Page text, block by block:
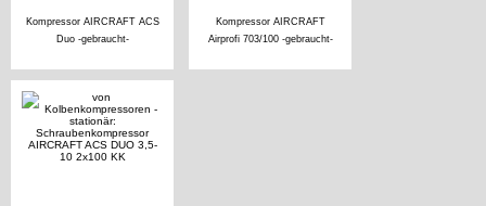
Kompressor AIRCRAFT ACS
Duo -gebraucht-
Kompressor AIRCRAFT
Airprofi 703/100 -gebraucht-